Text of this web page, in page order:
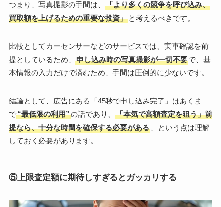
つまり、写真撮影の手間は、
「より多くの競争を呼び込み、
買取額を上げるための重要な投資」と考えるべきです。
比較としてカーセンサーなどのサービスでは、実車確認を前
提としているため、
申し込み時の写真撮影が一切不要で、基
本情報の入力だけで済むため、手間は圧倒的に少ないです。
結論として、広告にある「45秒で申し込み完了」はあくま
で“最低限の利用”の話であり、
「本気で高額査定を狙う」前
提なら、十分な時間を確保する必要がある、という点は理解
しておく必要があります。
⑤上限査定額に期待しすぎるとガッカリする